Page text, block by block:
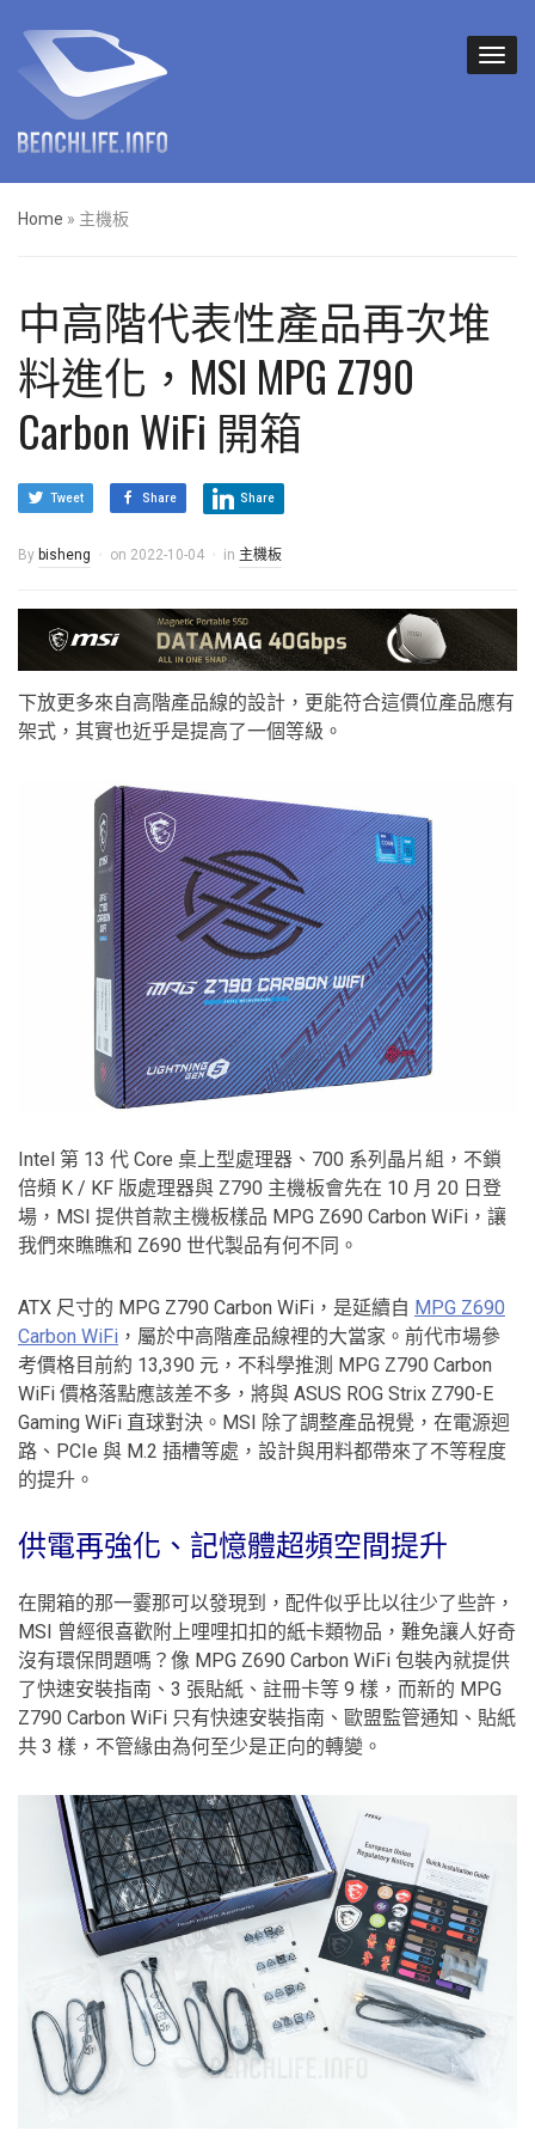
Home » 主機板
中高階代表性產品再次堆
料進化，MSI MPG Z790
Carbon WiFi 開箱
Tweet Share Share
By bisheng on 2022-10-04 in 主機板
下放更多來自高階產品線的設計，更能符合這價位產品應有
架式，其實也近乎是提高了一個等級。
Intel 第 13 代 Core 桌上型處理器、700 系列晶片組，不鎖
倍頻 K / KF 版處理器與 Z790 主機板會先在 10 月 20 日登
場，MSI 提供首款主機板樣品 MPG Z690 Carbon WiFi，讓
我們來瞧瞧和 Z690 世代製品有何不同。
ATX 尺寸的 MPG Z790 Carbon WiFi，是延續自 MPG Z690
Carbon WiFi ，屬於中高階產品線裡的大當家。前代市場參
考價格目前約 13,390 元，不科學推測 MPG Z790 Carbon
WiFi 價格落點應該差不多，將與 ASUS ROG Strix Z790-E
Gaming WiFi 直球對決。MSI 除了調整產品視覺，在電源迴
路、PCIe 與 M.2 插槽等處，設計與用料都帶來了不等程度
的提升。
供電再強化、記憶體超頻空間提升
在開箱的那一霎那可以發現到，配件似乎比以往少了些許，
MSI 曾經很喜歡附上哩哩扣扣的紙卡類物品，難免讓人好奇
沒有環保問題嗎？像 MPG Z690 Carbon WiFi 包裝內就提供
了快速安裝指南、3 張貼紙、註冊卡等 9 樣，而新的 MPG
Z790 Carbon WiFi 只有快速安裝指南、歐盟監管通知、貼紙
共 3 樣，不管緣由為何至少是正向的轉變。